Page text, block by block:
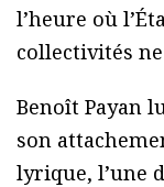
l’heure où
collectivités
Benoît Payan
son
lyrique, l’une